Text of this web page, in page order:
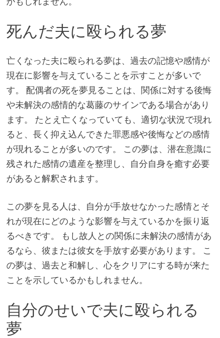
死んだ夫に殴られる夢
亡くなった夫に殴られる夢は、過去の記憶や感情が
現在に影響を与えていることを示すことが多いで
す。 配偶者の死を夢見ることは、関係に対する後悔
や未解決の感情的な葛藤のサインである場合があり
ます。 たとえ亡くなっていても、適切な状況で現れ
ると、長く抑え込んできた罪悪感や後悔などの感情
が現れることが多いのです。 この夢は、潜在意識に
残された感情の遺産を整理し、自分自身を癒す必要
があると解釈されます。
この夢を見る人は、自分が手放せなかった感情とそ
れが現在にどのような影響を与えているかを振り返
るべきです。 もし故人との関係に未解決の感情があ
るなら、彼または彼女を手放す必要があります。 こ
の夢は、過去と和解し、心をクリアにする時が来た
ことを示しているかもしれません。
自分のせいで夫に殴られる
夢